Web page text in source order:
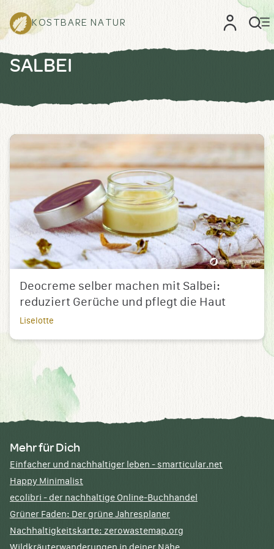
KOSTBARE NATUR
SALBEI
Deocreme selber machen mit Salbei:
reduziert Gerüche und pflegt die Haut
Liselotte
Mehr für Dich
Einfacher und nachhaltiger leben - smarticular.net
Happy Minimalist
ecolibri - der nachhaltige Online-Buchhandel
Grüner Faden: Der grüne Jahresplaner
Nachhaltigkeitskarte: zerowastemap.org